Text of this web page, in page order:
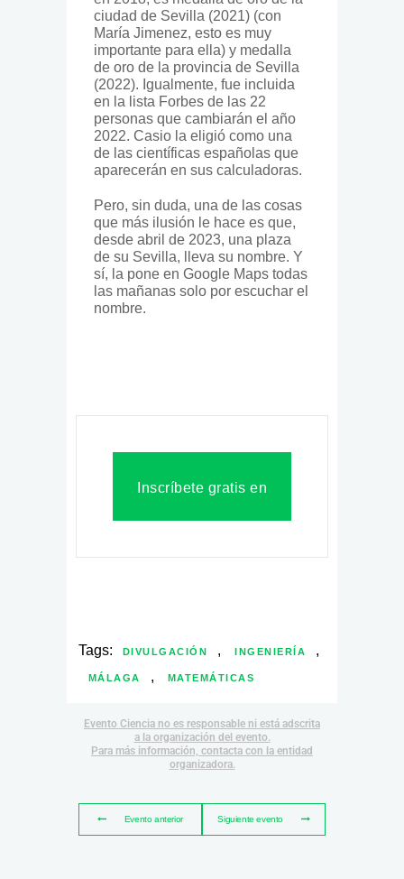
ciudad de Sevilla (2021) (con
María Jimenez, esto es muy
importante para ella) y medalla
de oro de la provincia de Sevilla
(2022). Igualmente, fue incluida
en la lista Forbes de las 22
personas que cambiarán el año
2022. Casio la eligió como una
de las científicas españolas que
aparecerán en sus calculadoras.
Pero, sin duda, una de las cosas
que más ilusión le hace es que,
desde abril de 2023, una plaza
de su Sevilla, lleva su nombre. Y
sí, la pone en Google Maps todas
las mañanas solo por escuchar el
nombre.
Inscríbete gratis en
Tags: DIVULGACIÓN , INGENIERÍA ,
MÁLAGA , MATEMÁTICAS
Evento Ciencia no es responsable ni está adscrita
a la organización del evento.
Para más información, contacta con la entidad
organizadora.
Evento anterior Siguiente evento